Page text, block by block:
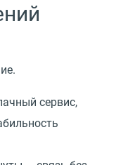
сервис,